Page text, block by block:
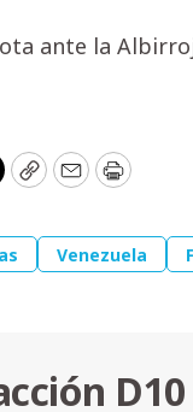
ante la
CopyEmailPrint
Venezuela
D10